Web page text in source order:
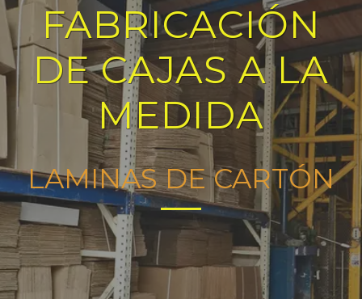
FABRICACIÓN
DE CAJAS A LA
MEDIDA
LAMINAS DE CARTÓN